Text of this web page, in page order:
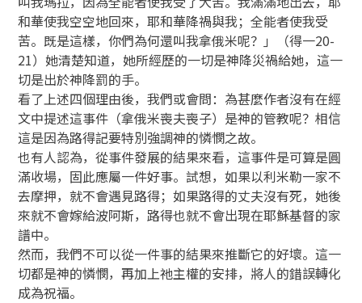
和華使我空空地回來，耶和華降禍與我；全能者使我受
苦。既是這樣，你們為何還叫我拿俄米呢？」（得一20-
21）她清楚知道，她所經歷的一切是神降災禍給她，這一
切是出於神降罰的手。
看了上述四個理由後，我們或會問：為甚麼作者沒有在經
文中提述這事件（拿俄米喪夫喪子）是神的管教呢？相信
這是因為路得記要特別強調神的憐憫之故。
也有人認為，從事件發展的結果來看，這事件是可算是圓
滿收場，固此應屬一件好事。試想，如果以利米勒一家不
去摩押，就不會遇見路得；如果路得的丈夫沒有死，她後
來就不會嫁給波阿斯，路得也就不會出現在耶穌基督的家
譜中。
然而，我們不可以從一件事的結果來推斷它的好壞。這一
切都是神的憐憫，再加上祂主權的安排，將人的錯誤轉化
成為祝福。